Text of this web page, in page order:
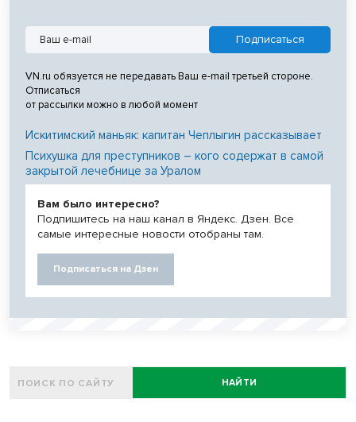
VN.ru обязуется не передавать Ваш e-mail третьей стороне.
Отписаться
от рассылки можно в любой момент
Искитимский маньяк: капитан Чеплыгин рассказывает
Психушка для преступников – кого содержат в самой
закрытой лечебнице за Уралом
Вам было интересно?
Подпишитесь на наш канал в Яндекс. Дзен. Все
самые интересные новости отобраны там.
Подписаться на Дзен
НАЙТИ